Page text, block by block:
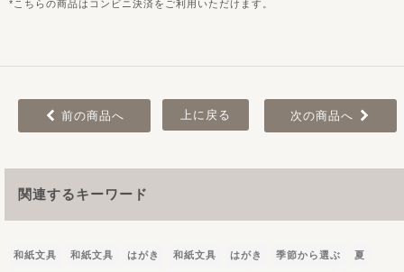
こちらの商品はコンビニ決済をご利用いただけます。
前の商品へ 上に戻る 次の商品へ
関連するキーワード
和紙文具 和紙文具 はがき 和紙文具 はがき 季節から選ぶ 夏